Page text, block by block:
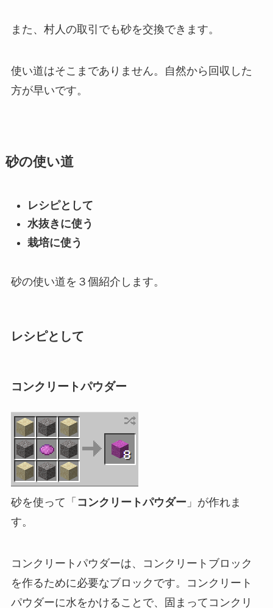
また、村人の取引でも砂を交換できます。
使い道はそこまでありません。自然から回収した
方が早いです。
砂の使い道
レシピとして
水抜きに使う
栽培に使う
砂の使い道を３個紹介します。
レシピとして
コンクリートパウダー
砂を使って「 コンクリートパウダー 」が作れま
す。
コンクリートパウダーは、コンクリートブロック
を作るために必要なブロックです。コンクリート
パウダーに水をかけることで、固まってコンクリ